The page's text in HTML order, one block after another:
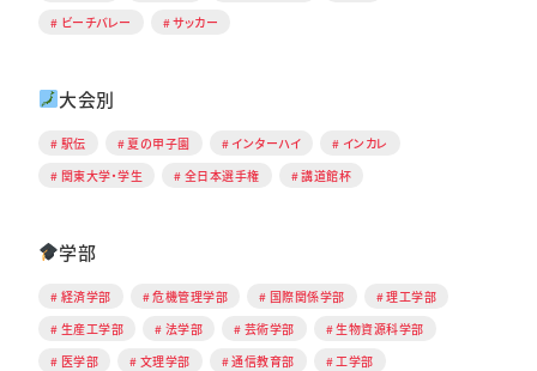
ビーチバレー
サッカー
大会別
駅伝 夏の甲子園 インターハイ
インカレ
関東大学・学生
全日本選手権 講道館杯
学部
経済学部 危機管理学部 国際関係学部
理工学部
生産工学部
法学部 芸術学部
生物資源科学部
医学部
文理学部 通信教育部
工学部